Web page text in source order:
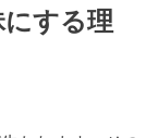
する理